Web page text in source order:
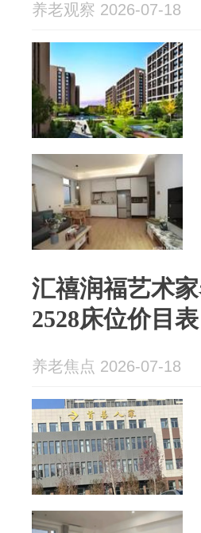
养老观察 2026-07-18
汇禧润福艺术
2528床位价目表
养老焦点 2026-07-18